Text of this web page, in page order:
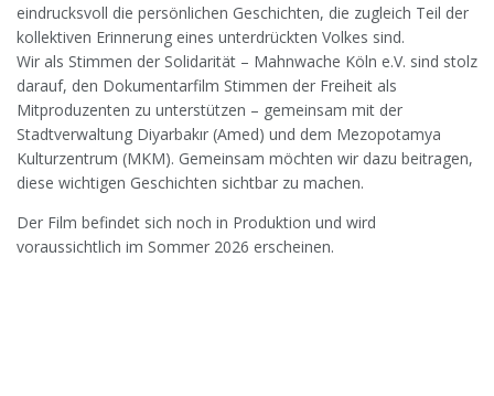
eindrucksvoll die persönlichen Geschichten, die zugleich Teil der
kollektiven Erinnerung eines unterdrückten Volkes sind.
Wir als Stimmen der Solidarität – Mahnwache Köln e.V. sind stolz
darauf, den Dokumentarfilm Stimmen der Freiheit als
Mitproduzenten zu unterstützen – gemeinsam mit der
Stadtverwaltung Diyarbakır (Amed) und dem Mezopotamya
Kulturzentrum (MKM). Gemeinsam möchten wir dazu beitragen,
diese wichtigen Geschichten sichtbar zu machen.
Der Film befindet sich noch in Produktion und wird
voraussichtlich im Sommer 2026 erscheinen.